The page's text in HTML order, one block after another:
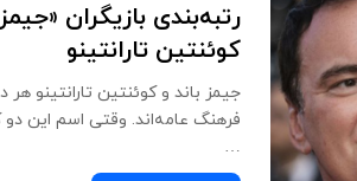
رتبه‌بندی بازیگران
کوئنتین تارانتینو
جیمز باند و کوئنتین تارانتینو
فرهنگ عامه‌اند. وقتی اسم این دو
…